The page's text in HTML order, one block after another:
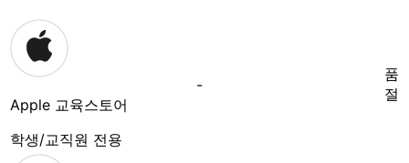
Apple 교육스토어
학생/교직원 전용
-
품
절